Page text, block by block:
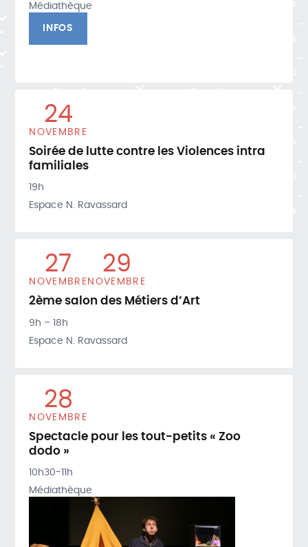
Médiathèque
INFOS
24
NOVEMBRE
Soirée de lutte contre les Violences intra
familiales
19h
Espace N. Ravassard
27
NOVEMBRE
29
NOVEMBRE
2ème salon des Métiers d’Art
9h – 18h
Espace N. Ravassard
28
NOVEMBRE
Spectacle pour les tout-petits « Zoo
dodo »
10h30-11h
Médiathèque